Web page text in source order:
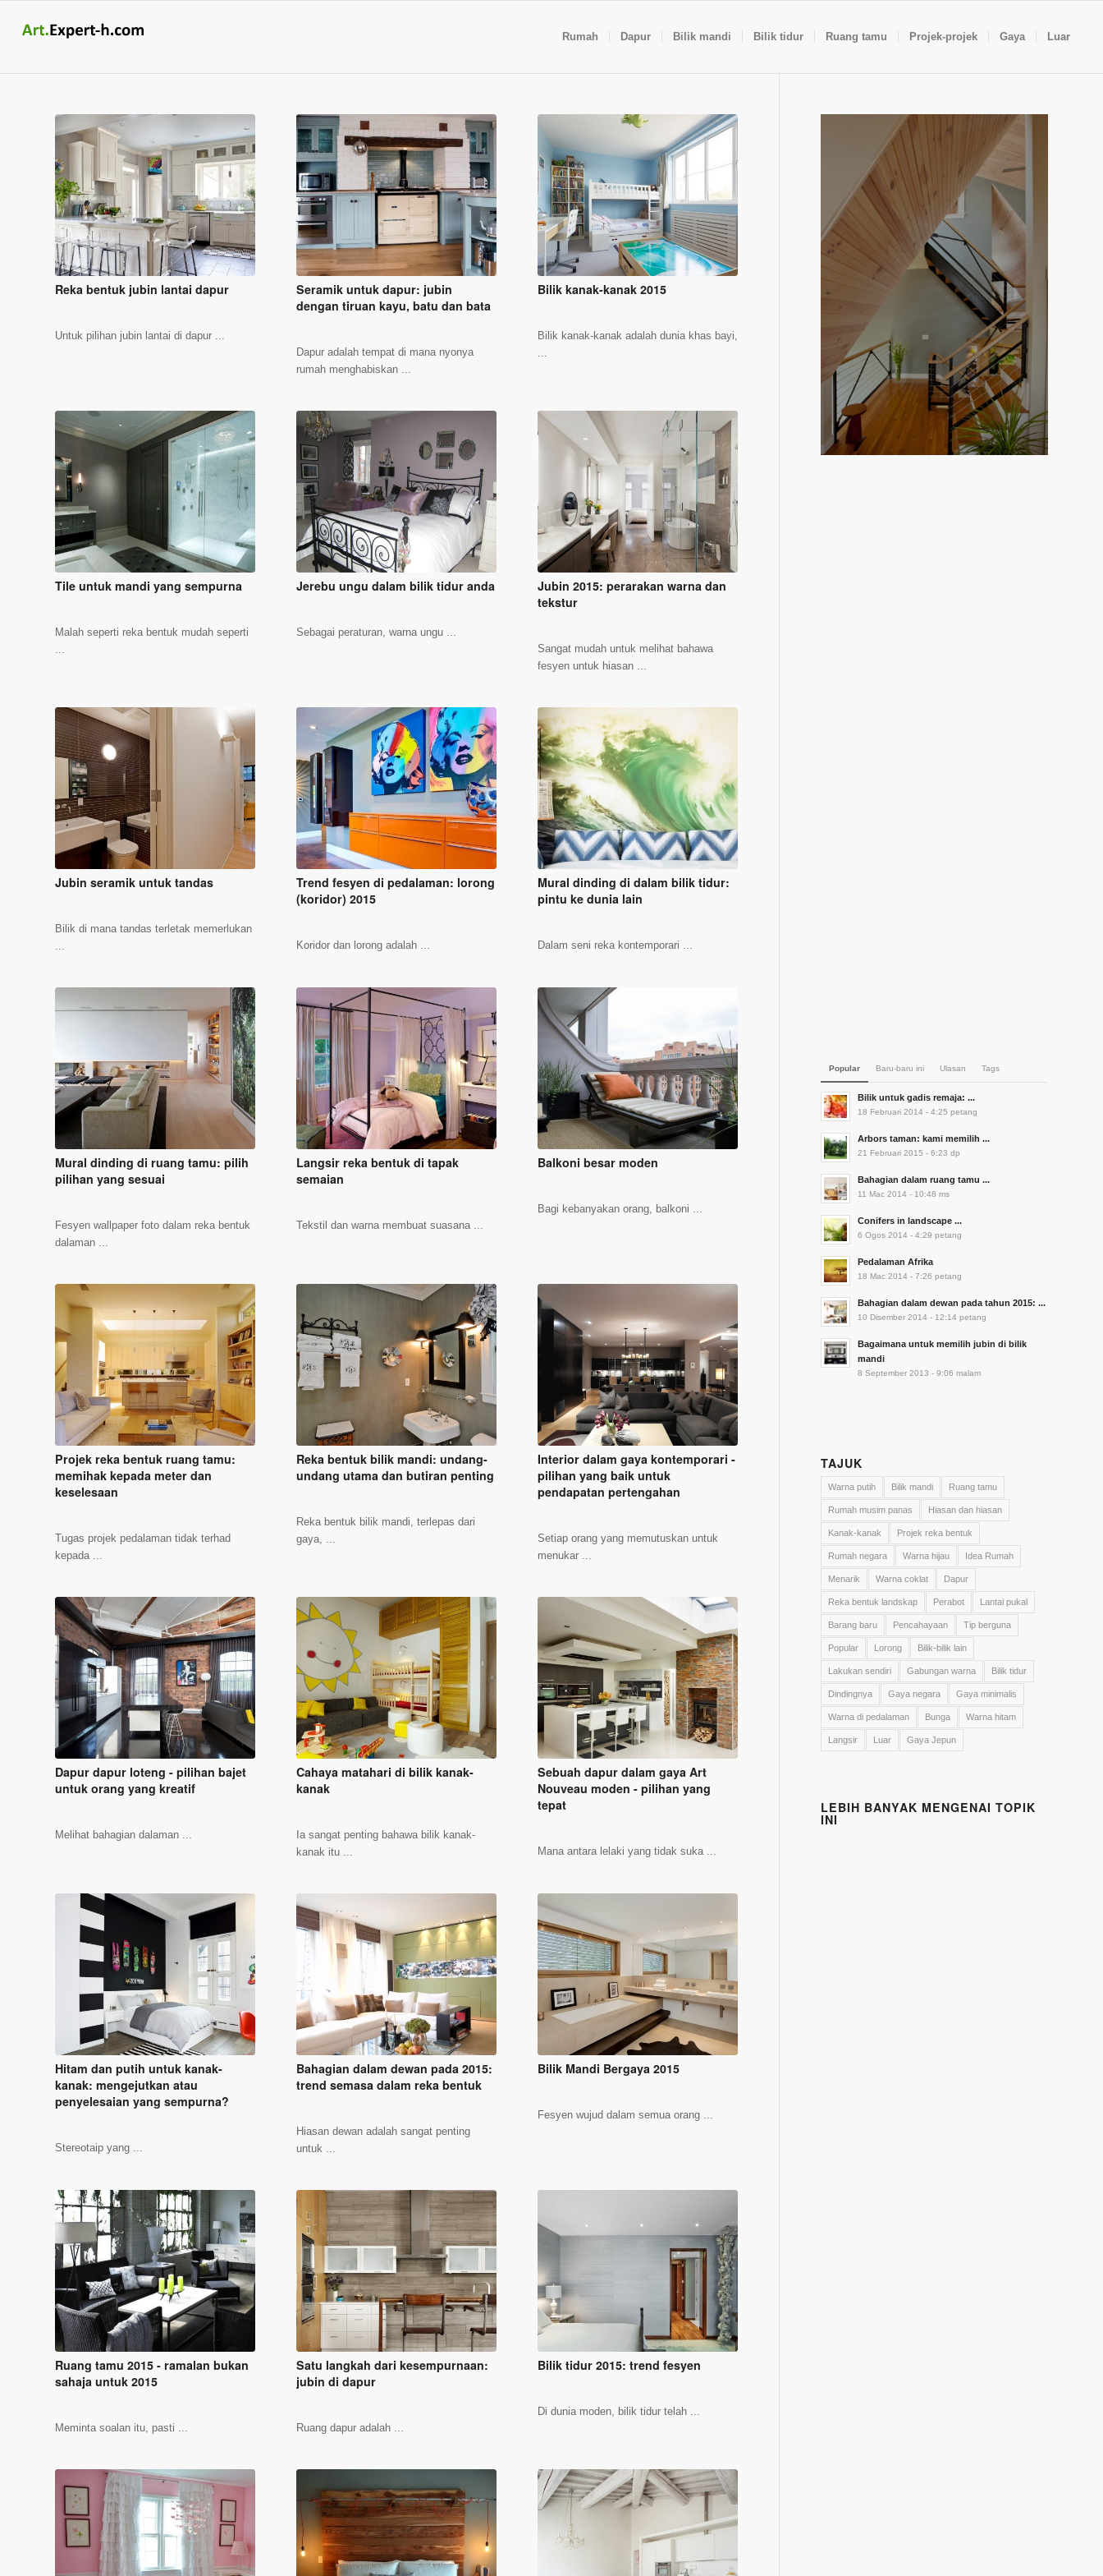
Rumah Dapur Bilik mandi Bilik tidur Ruang tamu Projek-projek Gaya Luar
Reka bentuk jubin lantai dapur
Untuk pilihan jubin lantai di dapur ...
Seramik untuk dapur: jubin
dengan tiruan kayu, batu dan bata
Dapur adalah tempat di mana nyonya
rumah menghabiskan ...
Bilik kanak-kanak 2015
Bilik kanak-kanak adalah dunia khas bayi,
...
Tile untuk mandi yang sempurna
Malah seperti reka bentuk mudah seperti
...
Jerebu ungu dalam bilik tidur anda
Sebagai peraturan, warna ungu ...
Jubin 2015: perarakan warna dan
tekstur
Sangat mudah untuk melihat bahawa
fesyen untuk hiasan ...
Jubin seramik untuk tandas
Bilik di mana tandas terletak memerlukan
...
Trend fesyen di pedalaman: lorong
(koridor) 2015
Koridor dan lorong adalah ...
Mural dinding di dalam bilik tidur:
pintu ke dunia lain
Dalam seni reka kontemporari ...
Mural dinding di ruang tamu: pilih
pilihan yang sesuai
Fesyen wallpaper foto dalam reka bentuk
dalaman ...
Langsir reka bentuk di tapak
semaian
Tekstil dan warna membuat suasana ...
Balkoni besar moden
Bagi kebanyakan orang, balkoni ...
Projek reka bentuk ruang tamu:
memihak kepada meter dan
keselesaan
Tugas projek pedalaman tidak terhad
kepada ...
Reka bentuk bilik mandi: undang-
undang utama dan butiran penting
Reka bentuk bilik mandi, terlepas dari
gaya, ...
Interior dalam gaya kontemporari -
pilihan yang baik untuk
pendapatan pertengahan
Setiap orang yang memutuskan untuk
menukar ...
Dapur dapur loteng - pilihan bajet
untuk orang yang kreatif
Melihat bahagian dalaman ...
Cahaya matahari di bilik kanak-
kanak
Ia sangat penting bahawa bilik kanak-
kanak itu ...
Sebuah dapur dalam gaya Art
Nouveau moden - pilihan yang
tepat
Mana antara lelaki yang tidak suka ...
Hitam dan putih untuk kanak-
kanak: mengejutkan atau
penyelesaian yang sempurna?
Stereotaip yang ...
Bahagian dalam dewan pada 2015:
trend semasa dalam reka bentuk
Hiasan dewan adalah sangat penting
untuk ...
Bilik Mandi Bergaya 2015
Fesyen wujud dalam semua orang ...
Ruang tamu 2015 - ramalan bukan
sahaja untuk 2015
Meminta soalan itu, pasti ...
Satu langkah dari kesempurnaan:
jubin di dapur
Ruang dapur adalah ...
Bilik tidur 2015: trend fesyen
Di dunia moden, bilik tidur telah ...
Popular Baru-baru ini Ulasan Tags
Bilik untuk gadis remaja: ...
18 Februari 2014 - 4:25 petang
Arbors taman: kami memilih ...
21 Februari 2015 - 6:23 dp
Bahagian dalam ruang tamu ...
11 Mac 2014 - 10:48 ms
Conifers in landscape ...
6 Ogos 2014 - 4:29 petang
Pedalaman Afrika
18 Mac 2014 - 7:26 petang
Bahagian dalam dewan pada tahun 2015: ...
10 Disember 2014 - 12:14 petang
Bagaimana untuk memilih jubin di bilik
mandi
8 September 2013 - 9:06 malam
TAJUK
Warna putih Bilik mandi Ruang tamu
Rumah musim panas Hiasan dan hiasan
Kanak-kanak Projek reka bentuk
Rumah negara Warna hijau Idea Rumah
Menarik Warna coklat Dapur
Reka bentuk landskap Perabot Lantai pukal
Barang baru Pencahayaan Tip berguna
Popular Lorong Bilik-bilik lain
Lakukan sendiri Gabungan warna Bilik tidur
Dindingnya Gaya negara Gaya minimalis
Warna di pedalaman Bunga Warna hitam
Langsir Luar Gaya Jepun
LEBIH BANYAK MENGENAI TOPIK
INI